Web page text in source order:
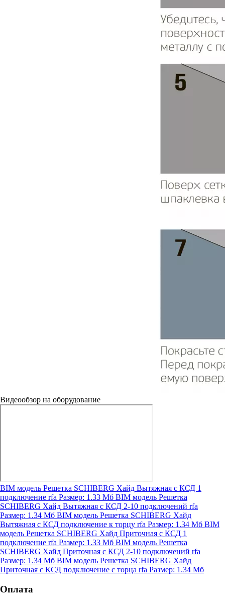
Видеообзор на оборудование
BIM модель Решетка SCHIBERG Хайд Вытяжная с КСД 1
подключение rfa Размер: 1.33 Мб BIM модель Решетка
SCHIBERG Хайд Вытяжная с КСД 2-10 подключений rfa
Размер: 1.34 Мб BIM модель Решетка SCHIBERG Хайд
Вытяжная с КСД подключение к торцу rfa Размер: 1.34 Мб BIM
модель Решетка SCHIBERG Хайд Приточная с КСД 1
подключение rfa Размер: 1.33 Мб BIM модель Решетка
SCHIBERG Хайд Приточная с КСД 2-10 подключений rfa
Размер: 1.34 Мб BIM модель Решетка SCHIBERG Хайд
Приточная с КСД подключение с торца rfa Размер: 1.34 Мб
Оплата